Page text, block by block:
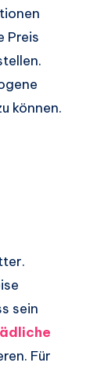
Preis
können.
sein
Für